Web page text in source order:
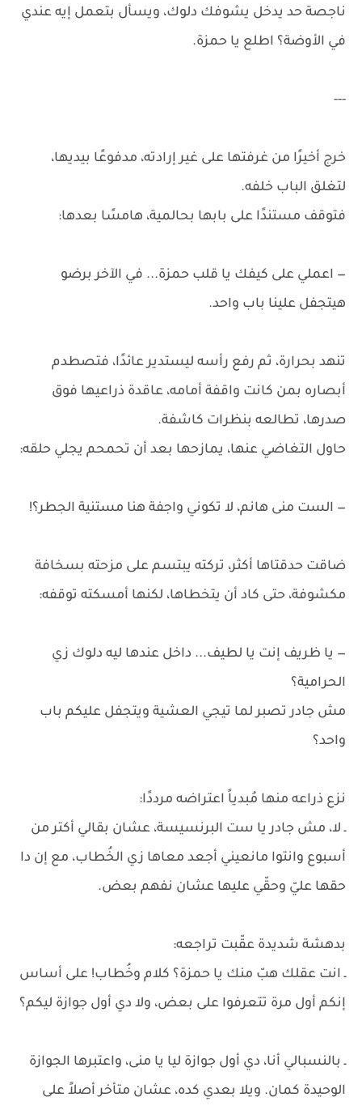
ناجصة حد يدخل يشوفك دلوك، ويسأل بتعمل إيه عندي
في الأوضة؟ اطلع يا حمزة.
---
خرج أخيرًا من غرفتها على غير إرادته، مدفوعًا بيديها،
لتغلق الباب خلفه.
فتوقف مستندًا على بابها بحالمية، هامسًا بعدها:
— اعملي على كيفك يا قلب حمزة... في الآخر برضو
هيتجفل علينا باب واحد.
تنهد بحرارة، ثم رفع رأسه ليستدير عائدًا، فتصطدم
أبصاره بمن كانت واقفة أمامه، عاقدة ذراعيها فوق
صدرها، تطالعه بنظرات كاشفة.
حاول التغاضي عنها، يمازحها بعد أن تحمحم يجلي حلقه:
— الست منى هانم، لا تكوني واجفة هنا مستنية الجطر؟!
ضاقت حدقتاها أكثر، تركته يبتسم على مزحته بسخافة
مكشوفة، حتى كاد أن يتخطاها، لكنها أمسكته توقفه:
— يا ظريف إنت يا لطيف... داخل عندها ليه دلوك زي
الحرامية؟
مش جادر تصبر لما تيجي العشية ويتجفل عليكم باب
واحد؟
نزع ذراعه منها مُبدياً اعتراضه مرددًا:
ـ لا، مش جادر يا ست البرنسيسة، عشان بقالي أكتر من
أسبوع وانتوا مانعيني أجعد معاها زي الخُطاب، مع إن دا
حقها عليّ وحقّي عليها عشان نفهم بعض.
بدهشة شديدة عقّبت تراجعه:
ـ انت عقلك هبّ منك يا حمزة؟ كلام وخُطاب! على أساس
إنكم أول مرة تتعرفوا على بعض، ولا دي أول جوازة ليكم؟
ـ بالنسبالي أنا، دي أول جوازة ليا يا منى، واعتبرها الجوازة
الوحيدة كمان. ويلا بعدي كده، عشان متأخر أصلاً على